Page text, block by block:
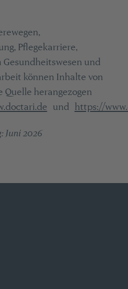
Pflegekarriere,
und
können Inhalte von
herangezogen
und https://
Juni 2026